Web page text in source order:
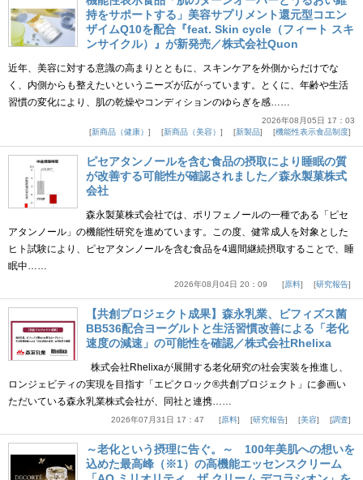
持をサポートする」美容サプリメント還元型コエン
ザイムQ10を配合『feat. Skin cycle（フィート スキ
ンサイクル）』が新発売／株式会社Quon
近年、美容に対する意識の高まりとともに、スキンケアを外側からだけでな
く、内側からも整えたいというニーズが広がっています。とくに、年齢や生活
習慣の変化により、肌の乾燥やコンディションのゆらぎを感……
2026年08月05日 17：03
新商品（健康）
新商品（美容） 新製品 機能性表示食品制度
ピセアタンノールを含む食品の摂取により睡眠の質
が改善する可能性が確認されました／森永製菓株式
会社
森永製菓株式会社では、ポリフェノールの一種である「ピセ
アタンノール」の機能性研究を進めています。この度、健常成人を対象とした
ヒト試験により、ピセアタンノールを含む食品を4週間継続摂取することで、睡
眠中……
2026年08月04日 20：09 原料 研究報告
【共創プロジェクト成果】森永乳業、ビフィズス菌
BB536配合ヨーグルトと生活習慣改善による「老化
速度の減速」の可能性を確認／株式会社Rhelixa
株式会社Rhelixaが展開する老化研究の社会実装を推進し、
ロンジェビティの実現を目指す「エピクロック®共創プロジェクト」に参画い
ただいている森永乳業株式会社が、同社と連携……
2026年07月31日 17：47 原料 研究報告 美容 調査
～老化という摂理に告ぐ。～ 100年美肌への想いを
込めた最高峰（※1）の高機能エッセンスクリーム